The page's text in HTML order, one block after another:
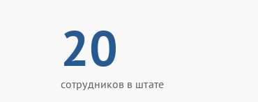
20
сотрудников в штате